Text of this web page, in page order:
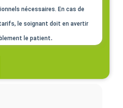
nécessaires. En cas de
le soignant doit en avertir
le patient.